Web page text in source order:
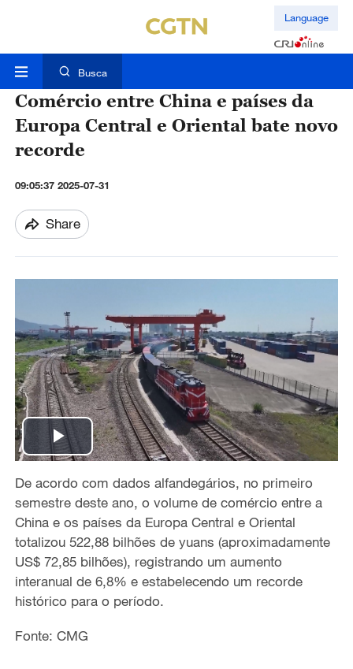
Language
Busca
Comércio entre China e países da
Europa Central e Oriental bate novo
recorde
09:05:37 2025-07-31
Share
P
l
a
y
V
i
De acordo com dados alfandegários, no primeiro
semestre deste ano, o volume de comércio entre a
China e os países da Europa Central e Oriental
totalizou ​522,88 bilhões de yuans​ (aproximadamente
US$ ​72,85 bilhões), registrando um ​aumento
interanual de 6,8%​​ e estabelecendo um ​recorde
histórico para o período​.
Fonte: CMG